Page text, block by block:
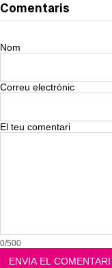
Comentaris
Nom
Correu electrònic
El teu comentari
0/500